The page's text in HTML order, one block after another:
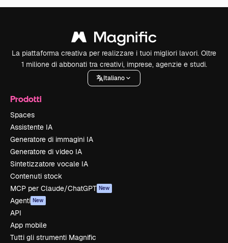
La piattaforma creativa per realizzare i tuoi migliori lavori. Oltre
1 milione di abbonati tra creativi, imprese, agenzie e studi.
Italiano
Prodotti
Spaces
Assistente IA
Generatore di immagini IA
Generatore di video IA
Sintetizzatore vocale IA
Contenuti stock
MCP per Claude/ChatGPT New
Agenti New
API
App mobile
Tutti gli strumenti Magnific